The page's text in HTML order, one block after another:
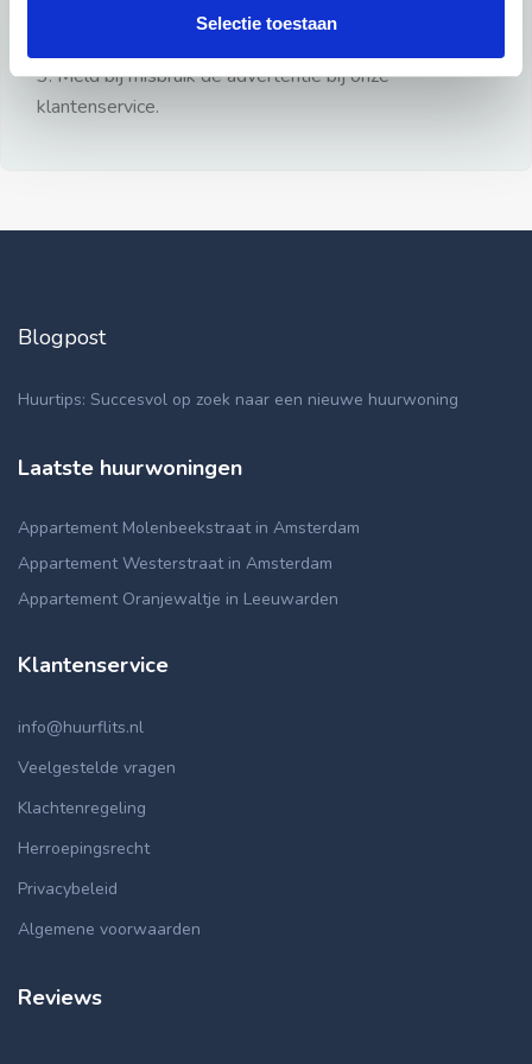
Selectie toestaan
3: Meld bij misbruik de advertentie bij onze
klantenservice.
Blogpost
Huurtips: Succesvol op zoek naar een nieuwe huurwoning
Laatste huurwoningen
Appartement Molenbeekstraat in Amsterdam
Appartement Westerstraat in Amsterdam
Appartement Oranjewaltje in Leeuwarden
Klantenservice
info@huurflits.nl
Veelgestelde vragen
Klachtenregeling
Herroepingsrecht
Privacybeleid
Algemene voorwaarden
Reviews